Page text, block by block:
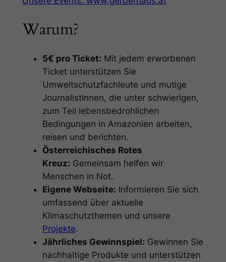
Warum?
5€ pro Ticket: Mit jedem erworbenen
Ticket unterstützen Sie
Umweltschutzfachleute und mutige
JournalistInnen, die unter schwierigen,
zum Teil lebensbedrohlichen
Bedingungen in Amazonien arbeiten,
reisen und berichten.
Österreichisches Rotes
Kreuz: Gemeinsam helfen wir
Menschen in Not.
Eigene Webseite: Informieren Sie sich
umfassend über aktuelle
Klimaschutzthemen und unsere
Projekte.
Jährliches Gewinnspiel: Gewinnen Sie
nachhaltige Produkte und unterstützen